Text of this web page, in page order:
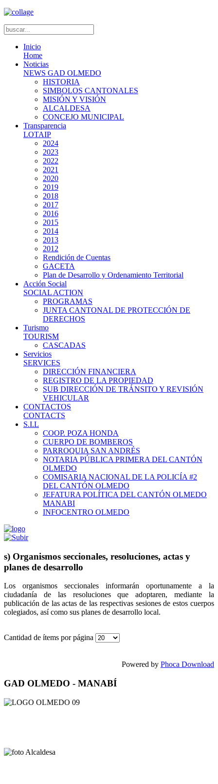
Inicio
Home
Noticias
NEWS GAD OLMEDO
HISTORIA
SIMBOLOS CANTONALES
MISIÓN Y VISIÓN
ALCALDESA
CONCEJO MUNICIPAL
Transparencia
LOTAIP
2024
2023
2022
2021
2020
2019
2018
2017
2016
2015
2014
2013
2012
Rendición de Cuentas
GACETA
Plan de Desarrollo y Ordenamiento Territorial
Acción Social
SOCIAL ACTION
PROGRAMAS
JUNTA CANTONAL DE PROTECCIÓN DE
DERECHOS
Turismo
TOURISM
CASCADAS
Servicios
SERVICES
DIRECCIÓN FINANCIERA
REGISTRO DE LA PROPIEDAD
SUB DIRECCIÓN DE TRÁNSITO Y REVISIÓN
VEHICULAR
CONTACTOS
CONTACTS
S.I.L
COOP. POZA HONDA
CUERPO DE BOMBEROS
PARROQUIA SAN ANDRÉS
NOTARIA PÚBLICA PRIMERA DEL CANTÓN
OLMEDO
COMISARIA NACIONAL DE LA POLICÍA #2
DEL CANTÓN OLMEDO
JEFATURA POLÍTICA DEL CANTÓN OLMEDO
MANABI
INFOCENTRO OLMEDO
s) Organismos seccionales, resoluciones, actas y
planes de desarrollo
Los organismos seccionales informarán oportunamente a la
ciudadanía de las resoluciones que adoptaren, mediante la
publicación de las actas de las respectivas sesiones de estos cuerpos
colegiados, así como sus planes de desarrollo local.
Cantidad de ítems por página
Powered by Phoca Download
GAD OLMEDO - MANABÍ